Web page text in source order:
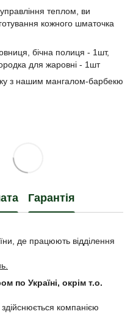
теплом, ви
кожного шматочка
бічна полиця - 1шт,
для жаровні - 1шт
з нашим мангалом-барбекю
Гарантія
де працюють відділення
по Україні, окрім т.о.
компанією